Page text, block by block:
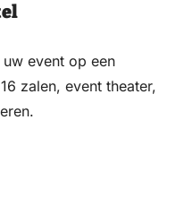
event op een
zalen, event theater,